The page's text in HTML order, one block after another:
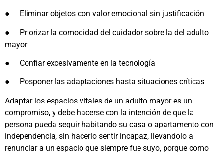
● Eliminar objetos con valor emocional sin justificación
●
Priorizar la comodidad del cuidador sobre la del adulto
mayor
● Confiar excesivamente en la tecnología
● Posponer las adaptaciones hasta situaciones críticas
Adaptar los espacios vitales de un adulto mayor es un
compromiso, y debe hacerse con la intención de que la
persona pueda seguir habitando su casa o apartamento con
independencia, sin hacerlo sentir incapaz, llevándolo a
renunciar a un espacio que siempre fue suyo, porque como